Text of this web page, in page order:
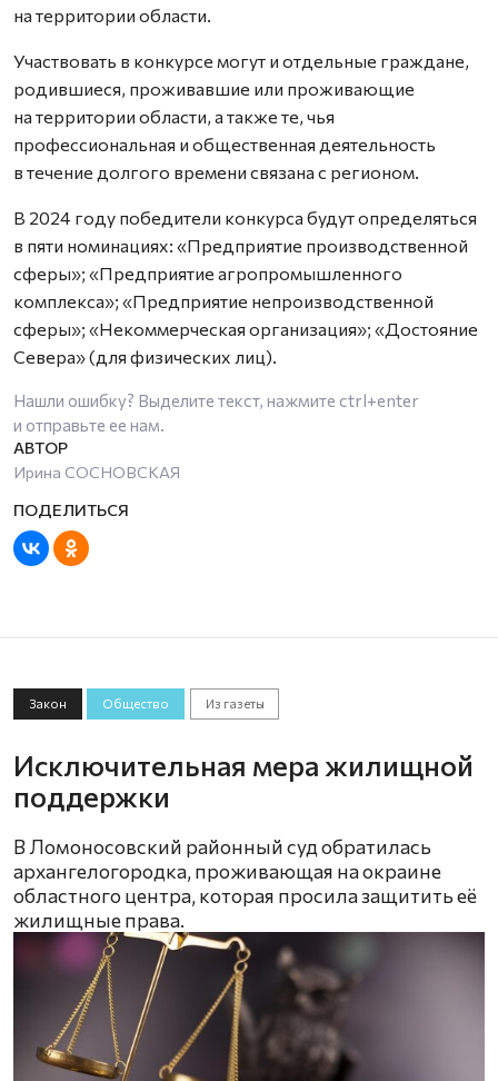
на территории области.
Участвовать в конкурсе могут и отдельные граждане,
родившиеся, проживавшие или проживающие
на территории области, а также те, чья
профессиональная и общественная деятельность
в течение долгого времени связана с регионом.
В 2024 году победители конкурса будут определяться
в пяти номинациях: «Предприятие производственной
сферы»; «Предприятие агропромышленного
комплекса»; «Предприятие непроизводственной
сферы»; «Некоммерческая организация»; «Достояние
Севера» (для физических лиц).
Нашли ошибку? Выделите текст, нажмите ctrl+enter
и отправьте ее нам.
Ирина СОСНОВСКАЯ
Закон Общество Из газеты
Исключительная мера жилищной
поддержки
В Ломоносовский районный суд обратилась
архангелогородка, проживающая на окраине
областного центра, которая просила защитить её
жилищные права.